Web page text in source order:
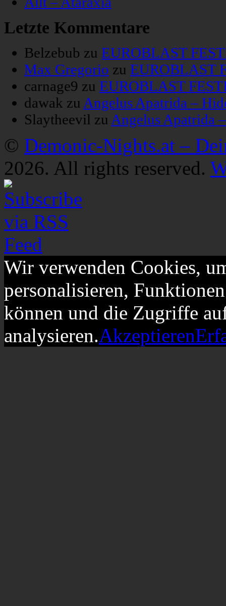
Letzte Kommentare
Belzebub zu EUROBLAST
Max Gregorio zu EUROBLAST
carnage9 zu EUROBLAST
dawak zu Angelus Apatrida –
Slaytheevil zu Angelus Apatrida
© Demonic-Nights.at –
2026. All rights reserved.
Wir verwenden Cookies,
personalisieren,
können und die Zugriffe
analysieren.Akzeptieren